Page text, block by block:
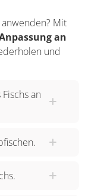
unter
und
von Luft in
dafür ihre
„Haie“,
Mit
an
und
an